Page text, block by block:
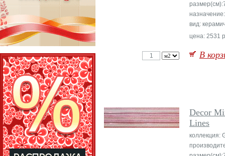
вид:
цена: 2531
В
Decor
Lines
коллекция: